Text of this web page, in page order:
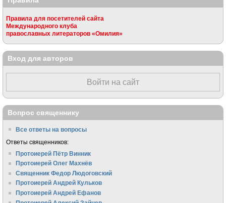
Правила для посетителей сайта
Международного клуба
православных литераторов «Омилия»
Вход для авторов
Войти на сайт
Вопрос священнику
Все ответы на вопросы
Ответы священников:
Протоиерей Пётр Винник
Протоиерей Олег Махнёв
Священник Федор Людоговский
Протоиерей Андрей Кульков
Протоиерей Андрей Ефанов